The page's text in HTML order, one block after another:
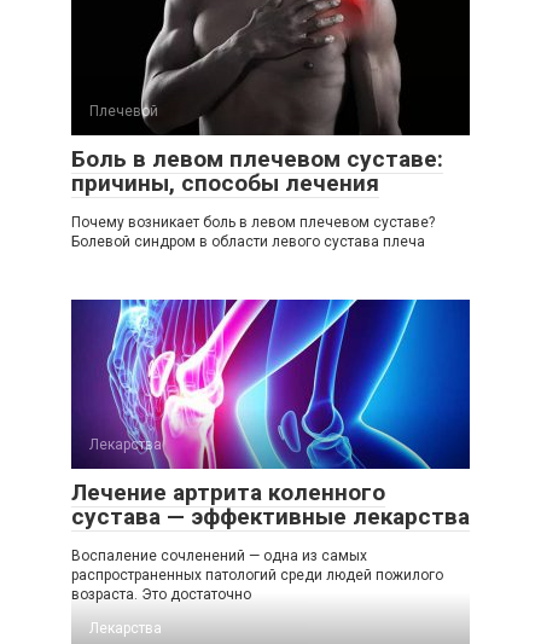
Плечевой
Боль в левом плечевом суставе:
причины, способы лечения
Почему возникает боль в левом плечевом суставе?
Болевой синдром в области левого сустава плеча
Лекарства
Лечение артрита коленного
сустава — эффективные лекарства
Воспаление сочленений — одна из самых
распространенных патологий среди людей пожилого
возраста. Это достаточно
Лекарства